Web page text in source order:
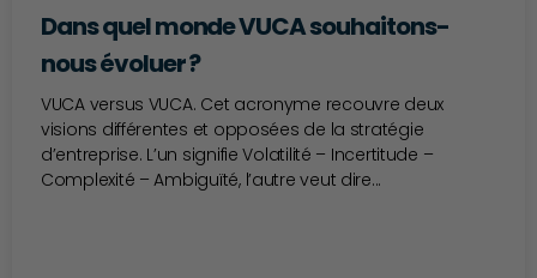
Dans quel monde VUCA souhaitons-
nous évoluer ?
VUCA versus VUCA. Cet acronyme recouvre deux
visions différentes et opposées de la stratégie
d’entreprise. L’un signifie Volatilité – Incertitude –
Complexité – Ambiguïté, l’autre veut dire...